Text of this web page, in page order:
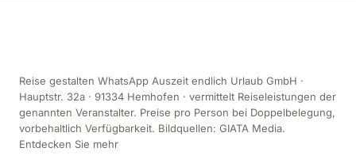
Reise gestalten WhatsApp Auszeit endlich Urlaub GmbH ·
Hauptstr. 32a · 91334 Hemhofen · vermittelt Reiseleistungen der
genannten Veranstalter. Preise pro Person bei Doppelbelegung,
vorbehaltlich Verfügbarkeit. Bildquellen: GIATA Media.
Entdecken Sie mehr